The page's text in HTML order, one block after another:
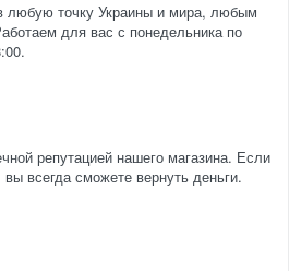
любую точку Украины и мира, любым
для вас с понедельника по
репутацией нашего магазина. Если
вы всегда сможете вернуть деньги.